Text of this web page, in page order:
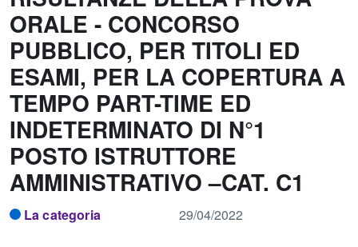
ORALE - CONCORSO
PUBBLICO, PER TITOLI ED
ESAMI, PER LA COPERTURA A
TEMPO PART-TIME ED
INDETERMINATO DI N°1
POSTO ISTRUTTORE
AMMINISTRATIVO –CAT. C1
La categoria 29/04/2022